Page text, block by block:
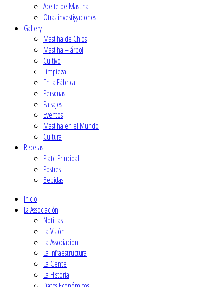
Aceite de Mastiha
Οtras investigaciones
Gallery
Mastiha de Chios
Mastiha – árbol
Cultivo
Limpieza
En la Fábrica
Personas
Paisajes
Eventos
Mastiha en el Mundo
Cultura
Recetas
Plato Principal
Postres
Βebidas
Inicio
La Associación
Noticias
La Visión
La Associacion
La Infraestructura
La Gente
La Historia